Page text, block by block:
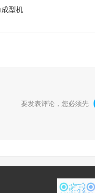
型机
要发表评论，您必须先